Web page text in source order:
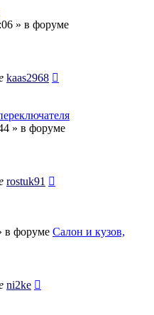
» в форуме
kaas2968
» в форуме
rostuk91
в форуме Салон и кузов,
ni2ke